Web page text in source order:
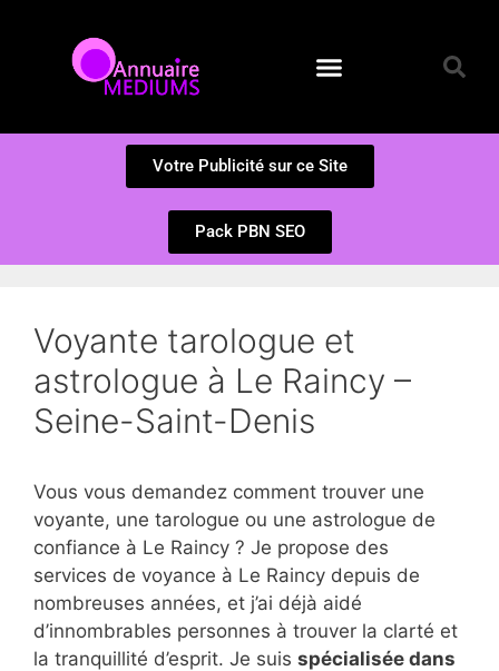
Votre Publicité sur ce Site
Pack PBN SEO
Voyante tarologue et
astrologue à Le Raincy –
Seine-Saint-Denis
Vous vous demandez comment trouver une
voyante, une tarologue ou une astrologue de
confiance à Le Raincy ? Je propose des
services de voyance à Le Raincy depuis de
nombreuses années, et j’ai déjà aidé
d’innombrables personnes à trouver la clarté et
la tranquillité d’esprit. Je suis spécialisée dans